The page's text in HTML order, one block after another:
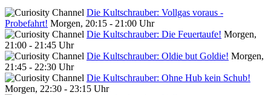
Die Kultschrauber: Vollgas voraus -
Probefahrt! Morgen, 20:15 - 21:00 Uhr
Die Kultschrauber: Die Feuertaufe! Morgen,
21:00 - 21:45 Uhr
Die Kultschrauber: Oldie but Goldie! Morgen,
21:45 - 22:30 Uhr
Die Kultschrauber: Ohne Hub kein Schub!
Morgen, 22:30 - 23:15 Uhr